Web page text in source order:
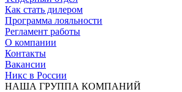
Как стать дилером
Программа лояльности
Регламент работы
О компании
Контакты
Вакансии
Никс в России
НАША ГРУППА КОМПАНИЙ